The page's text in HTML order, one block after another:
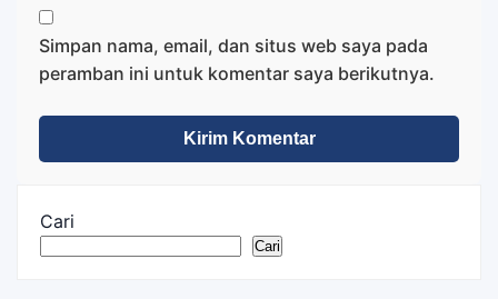
Simpan nama, email, dan situs web saya pada
peramban ini untuk komentar saya berikutnya.
Cari
Cari